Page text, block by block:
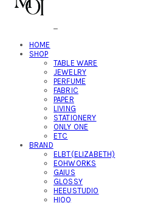
HOME
SHOP
TABLE WARE
JEWELRY
PERFUME
FABRIC
PAPER
LIVING
STATIONERY
ONLY ONE
ETC
BRAND
ELBT(ELIZABETH)
EOHWORKS
GAIUS
GLOSSY
HEEUSTUDIO
HIOO